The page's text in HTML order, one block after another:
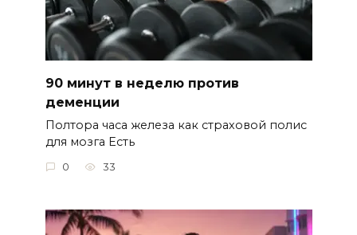
90 минут в неделю против
деменции
Полтора часа железа как страховой полис
для мозга Есть
0 33